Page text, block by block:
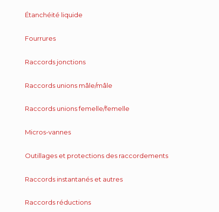
Étanchéité liquide
Fourrures
Raccords jonctions
Raccords unions mâle/mâle
Raccords unions femelle/femelle
Micros-vannes
Outillages et protections des raccordements
Raccords instantanés et autres
Raccords réductions